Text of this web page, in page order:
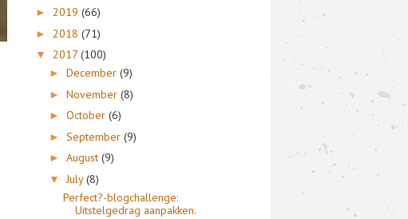
► 2019 (66)
► 2018 (71)
▼ 2017 (100)
► December (9)
► November (8)
► October (6)
► September (9)
► August (9)
▼ July(8)
Perfect?-blogchallenge:
Uitstelgedrag aanpakken.